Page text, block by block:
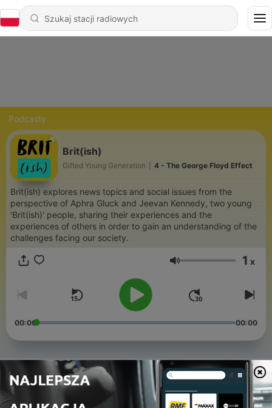
Podcasty
Brit(ish)
Gifted Young Generation 4 - The George Floyd Effect
Brit(ish) explores news topics and social issues from the
perspective of Aphra Gluck and Jeevan Kennedy, two young
'Brit(ish)' people, sharing their experiences and the
experiences of others in order to gain an understanding of the
challenges facing our society.
Głośność 1 x
00:00 00:00
Odcinki
The George Floyd Effect